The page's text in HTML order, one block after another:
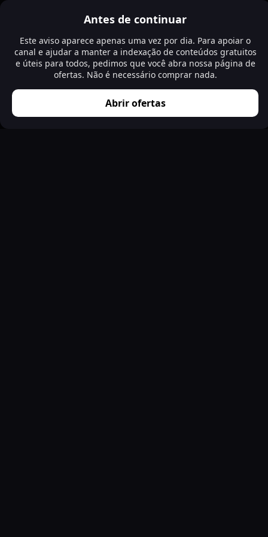
Antes de continuar
Este aviso aparece apenas uma vez por dia. Para apoiar o
canal e ajudar a manter a indexação de conteúdos gratuitos
e úteis para todos, pedimos que você abra nossa página de
ofertas. Não é necessário comprar nada.
Abrir ofertas